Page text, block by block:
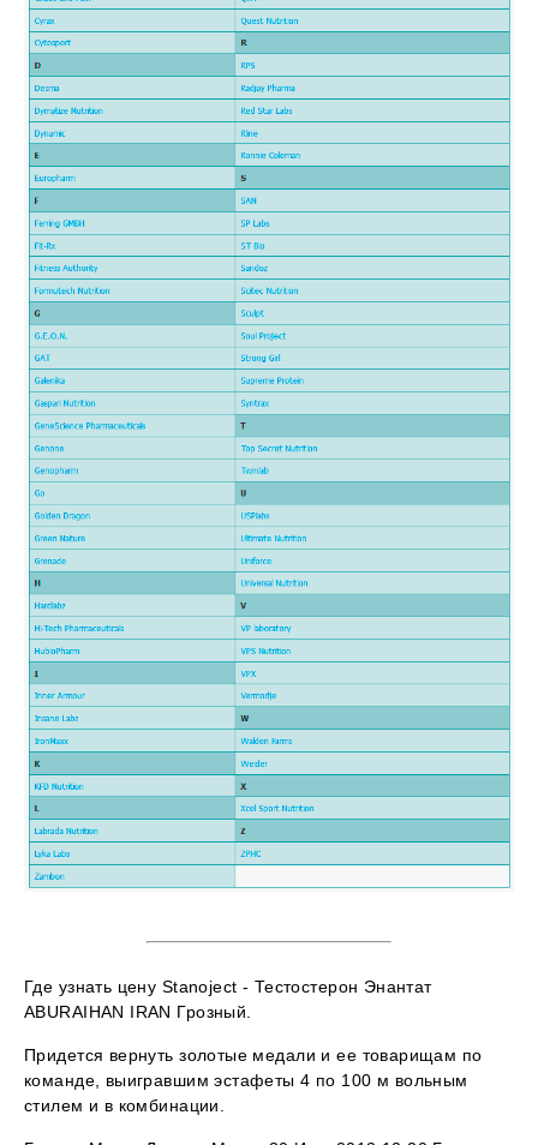
Где узнать цену Stanoject - Тестостерон Энантат
ABURAIHAN IRAN Грозный.
Придется вернуть золотые медали и ее товарищам по
команде, выигравшим эстафеты 4 по 100 м вольным
стилем и в комбинации.